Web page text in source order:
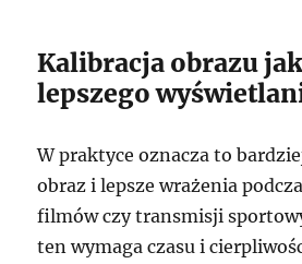
Kalibracja obrazu
lepszego
W praktyce oznacza to
obraz i lepsze wrażenia
filmów czy transmisji
ten wymaga czasu i